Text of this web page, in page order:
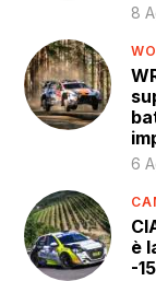
8
6
è
-